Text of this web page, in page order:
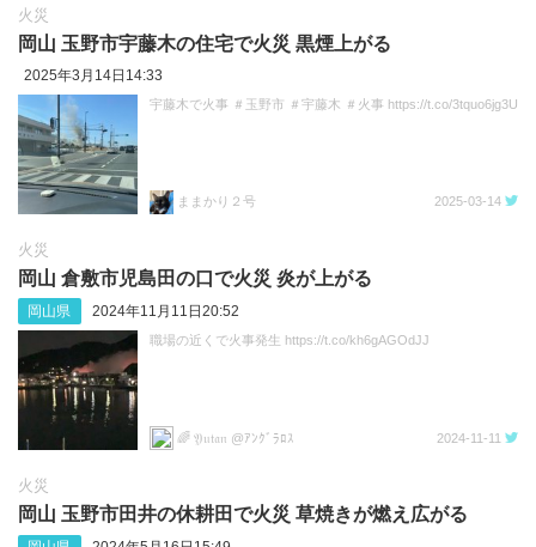
火災
岡山 玉野市宇藤木の住宅で火災 黒煙上がる
2025年3月14日14:33
宇藤木で火事 ＃玉野市 ＃宇藤木 ＃火事 https://t.co/3tquo6jg3U
ままかり２号 2025-03-14
火災
岡山 倉敷市児島田の口で火災 炎が上がる
岡山県 2024年11月11日20:52
職場の近くで火事発生 https://t.co/kh6gAGOdJJ
🌈 𝔜𝔲𝔱𝔞𝔫 @ｱﾝｸﾞﾗﾛｽ 2024-11-11
火災
岡山 玉野市田井の休耕田で火災 草焼きが燃え広がる